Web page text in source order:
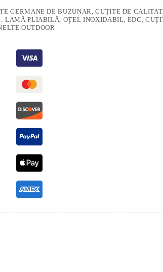
GERMANE DE BUZUNAR, CUȚITE DE
LAMĂ PLIABILĂ, OȚEL INOXIDABIL, EDC,
OUTDOOR